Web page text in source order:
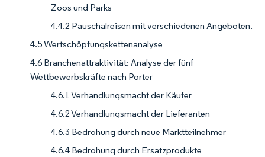
Zoos und Parks
4.4.2 Pauschalreisen mit verschiedenen Angeboten.
4.5 Wertschöpfungskettenanalyse
4.6 Branchenattraktivität: Analyse der fünf
Wettbewerbskräfte nach Porter
4.6.1 Verhandlungsmacht der Käufer
4.6.2 Verhandlungsmacht der Lieferanten
4.6.3 Bedrohung durch neue Marktteilnehmer
4.6.4 Bedrohung durch Ersatzprodukte